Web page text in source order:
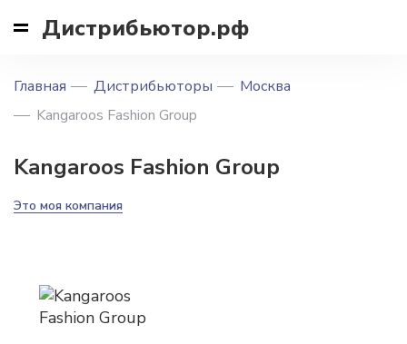
Дистрибьютор.рф
Главная Дистрибьюторы
Москва
Kangaroos Fashion Group
Kangaroos Fashion Group
Это моя компания